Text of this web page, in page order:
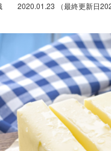
2020.01.23 （最終更新日